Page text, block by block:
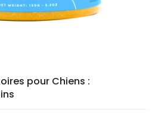
pour Chiens :